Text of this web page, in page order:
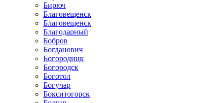
Бирюч
Благовещенск
Благовещенск
Благодарный
Бобров
Богданович
Богородицк
Богородск
Боготол
Богучар
Бокситогорск